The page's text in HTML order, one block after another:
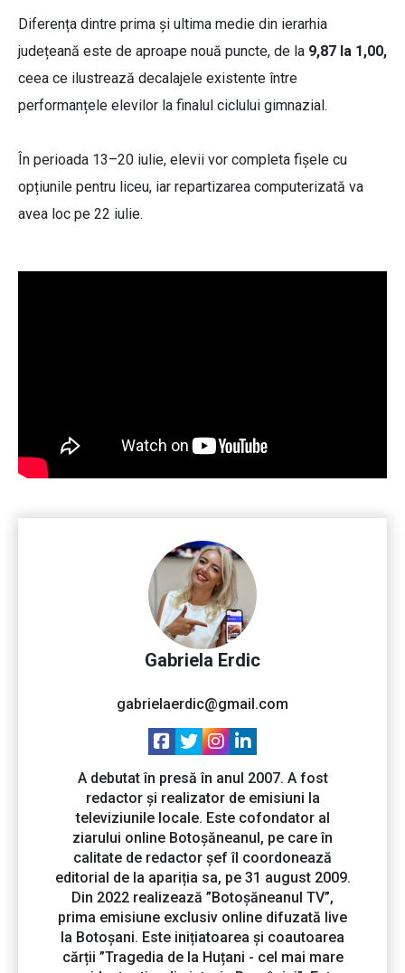
Diferența dintre prima și ultima medie din ierarhia
județeană este de aproape nouă puncte, de la 9,87 la 1,00,
ceea ce ilustrează decalajele existente între
performanțele elevilor la finalul ciclului gimnazial.
În perioada 13–20 iulie, elevii vor completa fișele cu
opțiunile pentru liceu, iar repartizarea computerizată va
avea loc pe 22 iulie.
Gabriela Erdic
gabrielaerdic@gmail.com
A debutat în presă în anul 2007. A fost
redactor și realizator de emisiuni la
televiziunile locale. Este cofondator al
ziarului online Botoșăneanul, pe care în
calitate de redactor șef îl coordonează
editorial de la apariția sa, pe 31 august 2009.
Din 2022 realizează ”Botoșăneanul TV”,
prima emisiune exclusiv online difuzată live
la Botoșani. Este inițiatoarea și coautoarea
cărții ”Tragedia de la Huțani - cel mai mare